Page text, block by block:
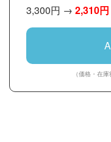
3,300円 → 2,310円
（価格・在